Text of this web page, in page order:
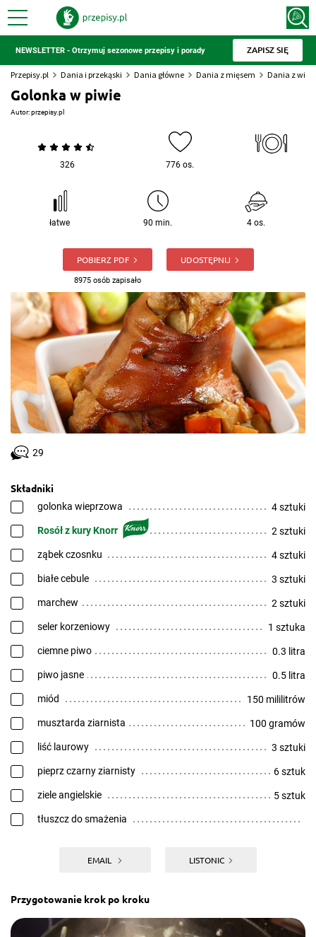
NEWSLETTER - Otrzymuj sezonowe przepisy i porady ZAPISZ SIĘ
Przepisy.pl Dania i przekąski Dania główne Dania z mięsem Dania z
Golonka w piwie
Autor:przepisy.pl
326 776 os.
łatwe 90 min. 4 os.
POBIERZ PDF
8975 osób zapisało
UDOSTĘPNIJ
29
Składniki
golonka wieprzowa 4 sztuki
Rosół z kury Knorr 2 sztuki
ząbek czosnku 4 sztuki
białe cebule 3 sztuki
marchew 2 sztuki
seler korzeniowy 1 sztuka
ciemne piwo 0.3 litra
piwo jasne 0.5 litra
miód 150 mililitrów
musztarda ziarnista 100 gramów
liść laurowy 3 sztuki
pieprz czarny ziarnisty 6 sztuk
ziele angielskie 5 sztuk
tłuszcz do smażenia
EMAIL LISTONIC
Przygotowanie krok po kroku